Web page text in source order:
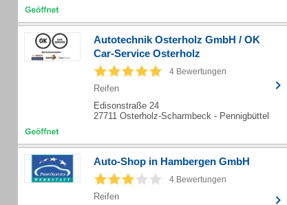
Autotechnik Osterholz GmbH / OK
Car-Service Osterholz
4 Bewertungen
Reifen
Edisonstraße 24
27711 Osterholz-Scharmbeck - Pennigbüttel
Auto-Shop in Hambergen GmbH
4 Bewertungen
Reifen